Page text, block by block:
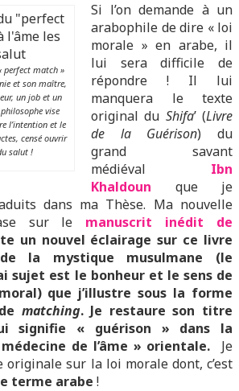
perfect match »
et son maître,
un job et un
vise
l’intention et le
censé ouvrir
salut !
Si l’on demande à un
arabophile de dire « loi
morale » en arabe, il
lui sera difficile de
répondre ! Il lui
manquera le texte
original du Shifa’ (Livre
de la Guérison) du
grand savant
médiéval Ibn
Khaldoun que je
dans ma Thèse. Ma nouvelle
sur le manuscrit inédit de
un nouvel éclairage sur ce livre
la mystique musulmane (le
sujet est le bonheur et le sens de
que j’illustre sous la forme
matching. Je restaure son titre
signifie « guérison » dans la
de l’âme » orientale.
Je
originale sur la loi morale dont, c’est
terme arabe !